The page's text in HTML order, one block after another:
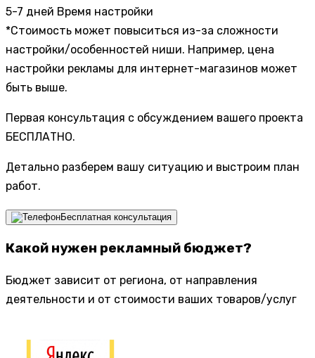
5-7 дней Время настройки
*Стоимость может повыситься из-за сложности
настройки/особенностей ниши. Например, цена
настройки рекламы для интернет-магазинов может
быть выше.
Первая консультация с обсуждением вашего проекта
БЕСПЛАТНО.
Детально разберем вашу ситуацию и выстроим план
работ.
Бесплатная консультация
Какой нужен рекламный бюджет?
Бюджет зависит от региона, от направления
деятельности и от стоимости ваших товаров/услуг